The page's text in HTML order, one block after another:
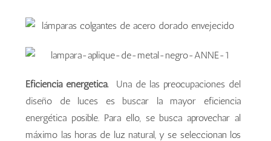
Eficiencia energética.Una de las preocupaciones del
diseño de luces es buscar la mayor eficiencia
energética posible. Para ello, se busca aprovechar al
máximo las horas de luz natural, y se seleccionan los